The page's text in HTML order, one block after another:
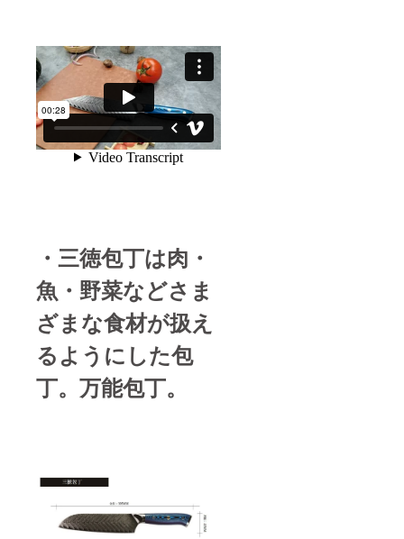
・三徳包丁は肉・
魚・野菜などさま
ざまな食材が扱え
るようにした包
丁。万能包丁。